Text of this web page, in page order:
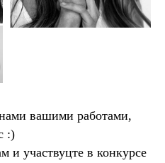
вашими работами,
:)
и участвуцте в конкурсе